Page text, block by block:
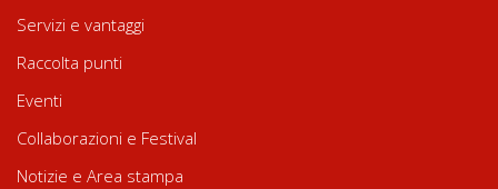
Servizi e vantaggi
Raccolta punti
Eventi
Collaborazioni e Festival
Notizie e Area stampa